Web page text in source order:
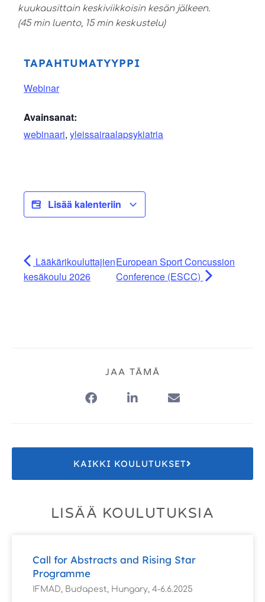
kuukausittain keskiviikkoisin kesän jälkeen.
(45 min luento, 15 min keskustelu)
TAPAHTUMATYYPPI
Webinar
Avainsanat:
webinaari, yleissairaalapsykiatria
Lisää kalenteriin
Lääkärikouluttajien
kesäkoulu 2026
European Sport Concussion
Conference (ESCC)
JAA TÄMÄ
KAIKKI KOULUTUKSET
LISÄÄ KOULUTUKSIA
Call for Abstracts and Rising Star
Programme
IFMAD, Budapest, Hungary, 4-6.6.2025